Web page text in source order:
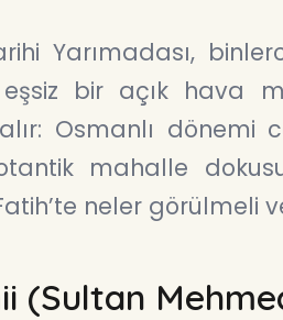
Yarımadası,
bir açık hava
Osmanlı dönemi
mahalle
neler görülmeli
(Sultan